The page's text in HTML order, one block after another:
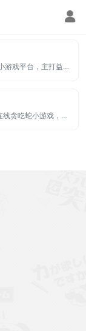
QuickRiddle 是一个自2023年上线的免费在线小游戏平台，主打益智与脑力挑战类游戏。该平台汇聚了诸如贪吃蛇、2048、俄罗斯方块、记忆卡翻翻乐、麻将连连看等众多经典玩法。
Snake Apple Game 是一款基于浏览器运行的在线贪吃蛇小游戏，以90年代经典玩法为基础进行优化升级。